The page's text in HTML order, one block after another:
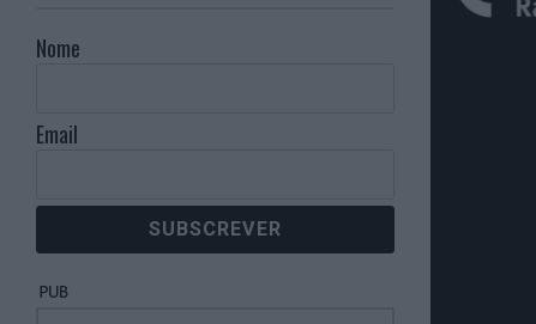
Nome
Email